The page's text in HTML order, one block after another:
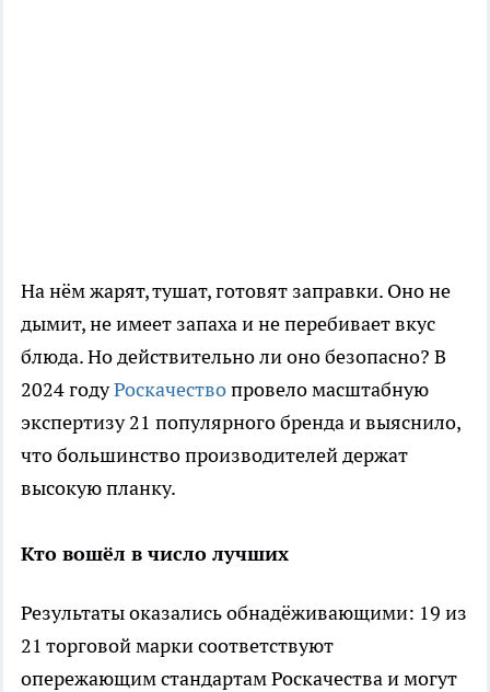
На нём жарят, тушат, готовят заправки. Оно не
дымит, не имеет запаха и не перебивает вкус
блюда. Но действительно ли оно безопасно? В
2024 годуРоскачествопровело масштабную
экспертизу 21 популярного бренда и выяснило,
что большинство производителей держат
высокую планку.
Кто вошёл в число лучших
Результаты оказались обнадёживающими: 19 из
21 торговой марки соответствуют
опережающим стандартам Роскачества и могут